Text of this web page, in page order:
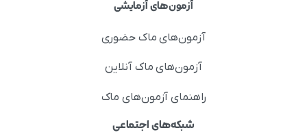
آزمون‌های آزمایشی
آزمون‌های ماک حضوری
آزمون‌های ماک آنلاین
راهنمای آزمون‌های ماک
شبکه‌های اجتماعی